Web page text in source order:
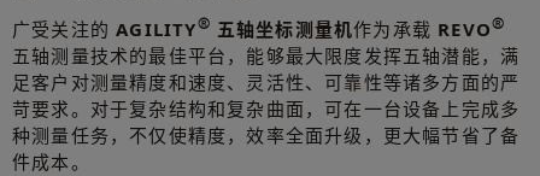
广受关注的 AGILITY® 五轴坐标测量机作为承载 REVO®
五轴测量技术的最佳平台，能够最大限度发挥五轴潜能，满
足客户对测量精度和速度、灵活性、可靠性等诸多方面的严
苛要求。对于复杂结构和复杂曲面，可在一台设备上完成多
种测量任务，不仅使精度，效率全面升级，更大幅节省了备
件成本。